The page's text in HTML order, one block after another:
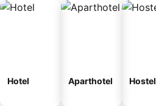
Hotel Aparthotel Hostel